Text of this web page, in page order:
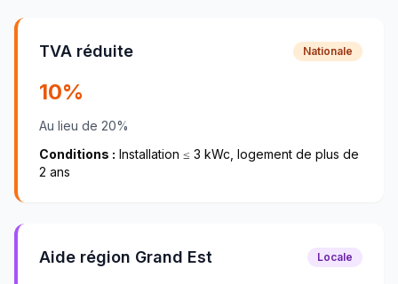
TVA réduite Nationale
10%
Au lieu de 20%
Conditions : Installation ≤ 3 kWc, logement de plus de
2 ans
Aide région Grand Est Locale